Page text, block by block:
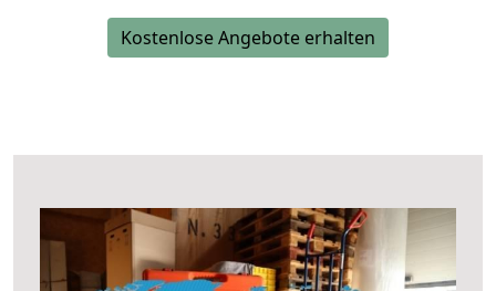
Kostenlose Angebote erhalten